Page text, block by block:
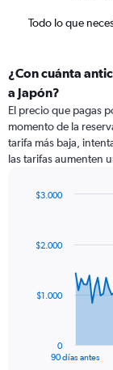
Todo lo que
¿Con cuánta
a Japón?
El precio que pagas
momento de la
tarifa más baja,
las tarifas aumenten
data
The
90 días antes
0
$1.000
$2.000
$3.000